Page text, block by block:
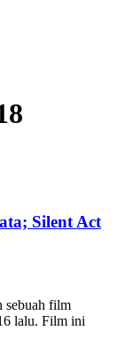
Silent Act
sebuah film
lalu. Film ini